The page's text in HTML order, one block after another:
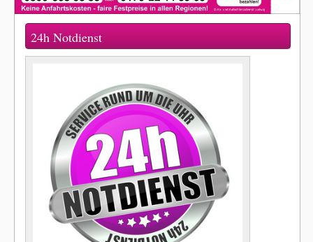
24h Notdienst